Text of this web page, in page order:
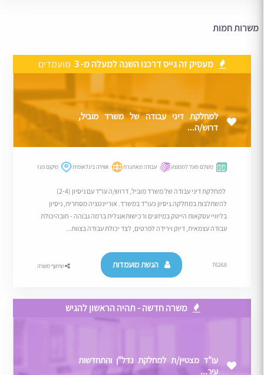
משרות חמות
מעסיק זה גייס דרכנו השנה למעלה מ- 3 מועמדים
למחלקת דיני עבודה של משרד מוביל,
דרוש/ה...
משלם מעל לממוצע עבודה מאתגרת אווירה בינלאומית מיקום פגז
למחלקת דיני עבודה של משרד מוביל, דרוש/ה עו"ד עם ניסיון (2-4)
להשתלבות במחלקה.ניסיון כעו"ד במשרד. אוריינטציה מסחרית, ניסיון
בליוויי עסקאות הייטק במיזוגים ורכישותאנגלית ברמה גבוהה - חובהיכולת
עבודה עצמאית, דיוק וירידה לפרטים, לצד יכולת עבודה בצוות...
76268 הגשת מועמדות שיתוף משרה
משרה חדשה - תהיה הראשון להגיש
עו"ד מצטיין/ת למחלקת נדל"ן והתחדשות
עיר...